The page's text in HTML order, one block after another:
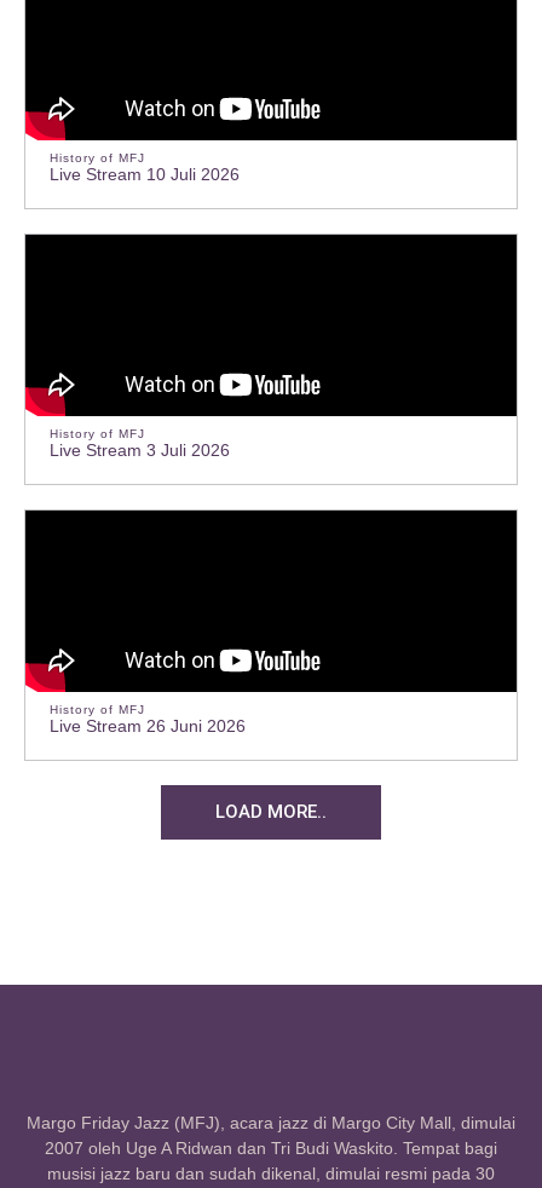
History of MFJ
Live Stream 10 Juli 2026
History of MFJ
Live Stream 3 Juli 2026
History of MFJ
Live Stream 26 Juni 2026
LOAD MORE..
Margo Friday Jazz (MFJ), acara jazz di Margo City Mall, dimulai
2007 oleh Uge A Ridwan dan Tri Budi Waskito. Tempat bagi
musisi jazz baru dan sudah dikenal, dimulai resmi pada 30